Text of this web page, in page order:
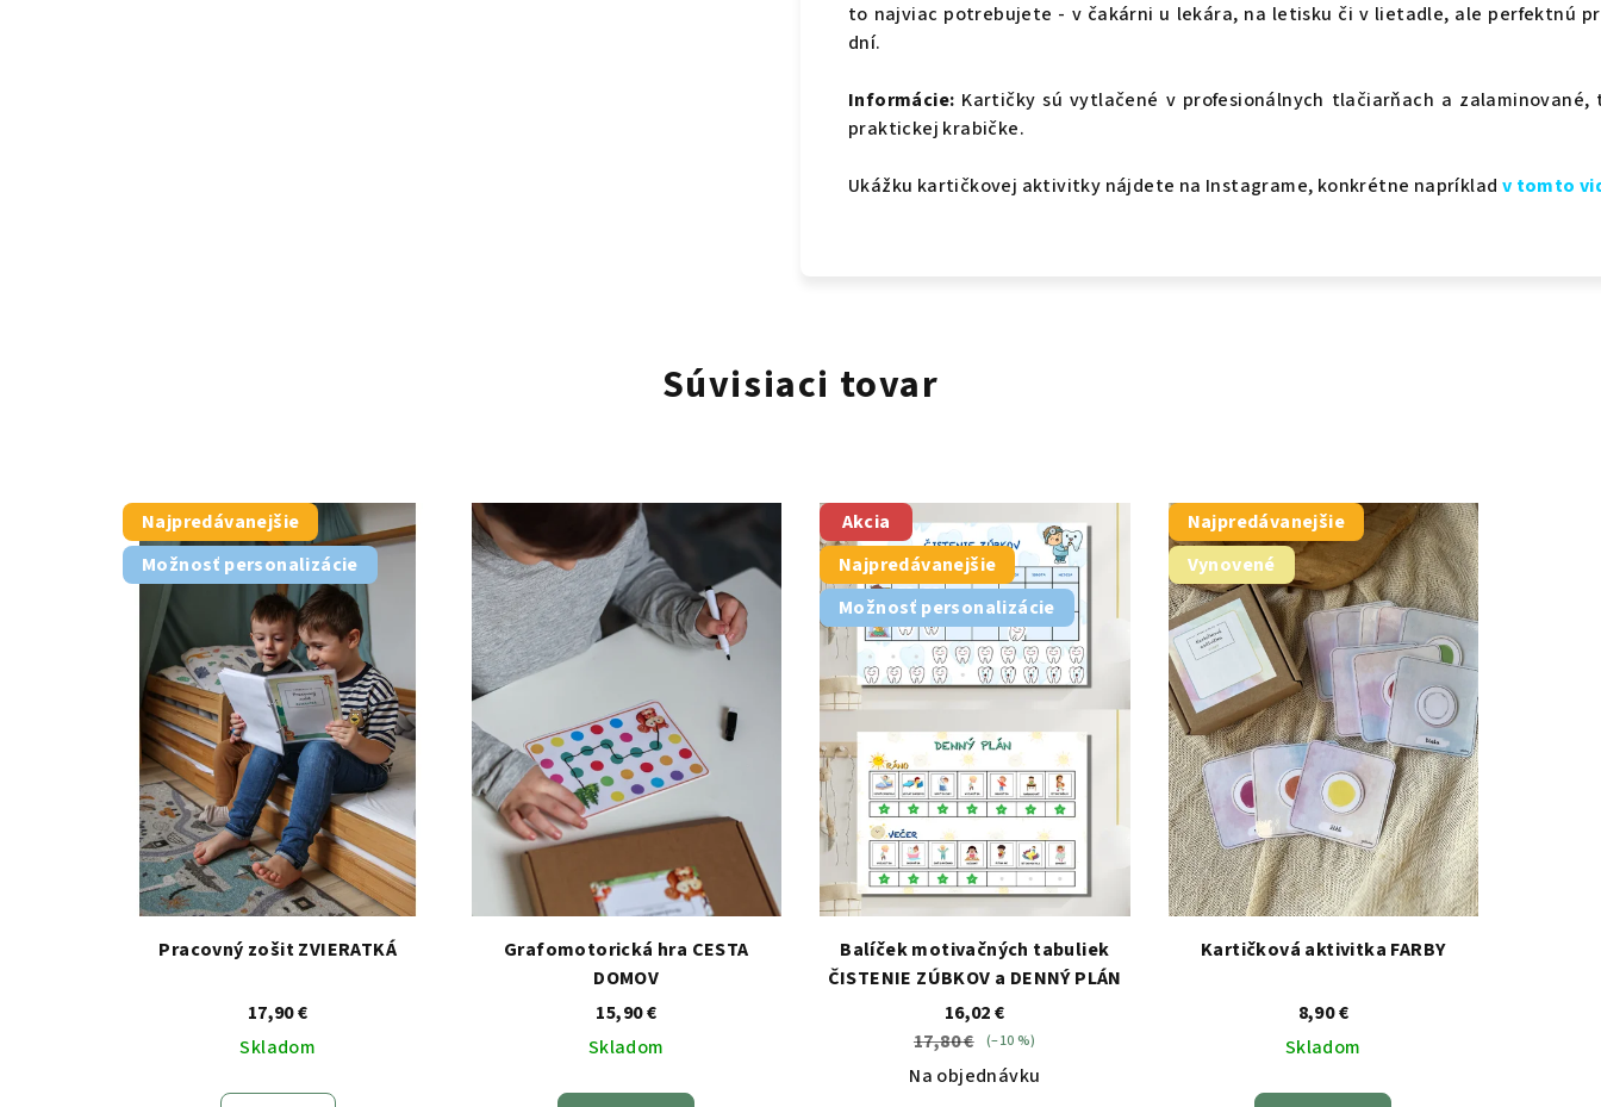
to najviac potrebujete - v čakárni u lekára, na letisku či v lietadle, ale perfektnú
dní.
Informácie: Kartičky sú vytlačené v profesionálnych tlačiarňach a
praktickej krabičke.
Ukážku kartičkovej aktivitky nájdete na Instagrame, konkrétne napríklad v tomto
Súvisiaci tovar
Najpredávanejšie
Možnosť personalizácie
Pracovný zošit ZVIERATKÁ
17,90 €
Skladom
Grafomotorická hra CESTA
DOMOV
15,90 €
Skladom
Akcia
Najpredávanejšie
Možnosť personalizácie
Balíček motivačných tabuliek
ČISTENIE ZÚBKOV a DENNÝ PLÁN
16,02 €
17,80 €
(–10 %)
Na objednávku
Najpredávanejšie
Vynovené
Kartičková aktivitka FARBY
8,90 €
Skladom